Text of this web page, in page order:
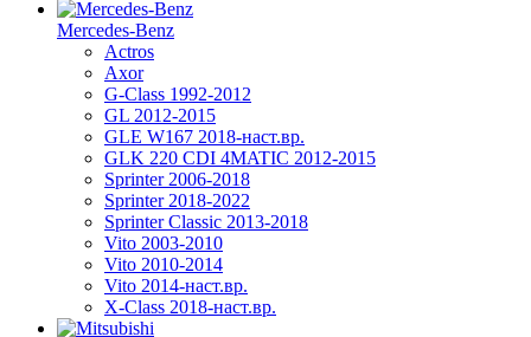
Mercedes-Benz
Actros
Axor
G-Class 1992-2012
GL 2012-2015
GLE W167 2018-наст.вр.
GLK 220 CDI 4MATIC 2012-2015
Sprinter 2006-2018
Sprinter 2018-2022
Sprinter Classic 2013-2018
Vito 2003-2010
Vito 2010-2014
Vito 2014-наст.вр.
X-Class 2018-наст.вр.